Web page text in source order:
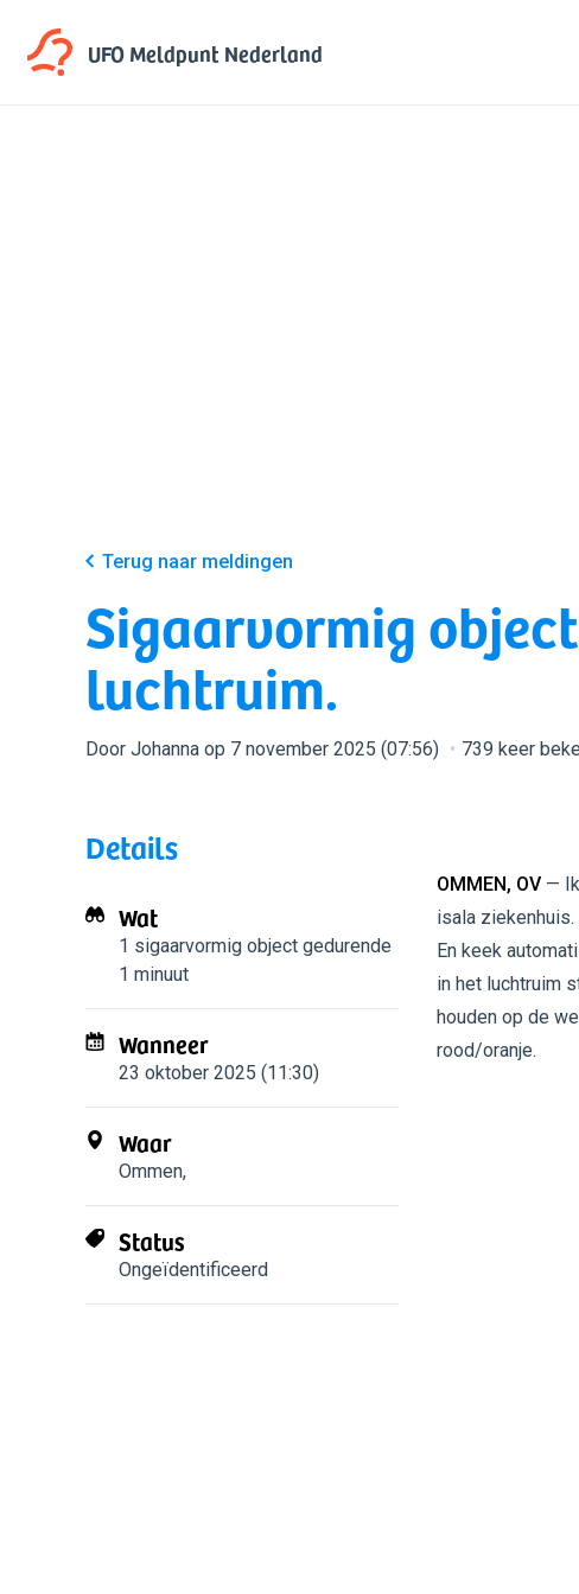
UFO MeldpuntNederland
Terug naar meldingen
Sigaarvormig
luchtruim.
Door Johanna op 7 november 2025 (07:56) 739 keer
Details
Wat
1 sigaarvormig object gedurende
1 minuut
Wanneer
23 oktober 2025 (11:30)
Waar
Ommen,
Status
Ongeïdentificeerd
OMMEN, OV— Ik
isala
En keek
in het luchtruim
houden op de
rood/oranje.